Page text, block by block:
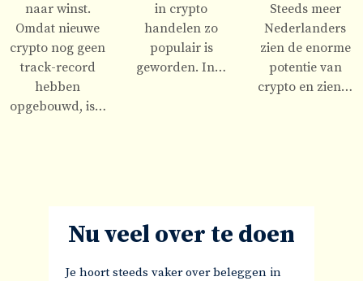
naar winst.
Omdat nieuwe
crypto nog geen
track-record
hebben
opgebouwd, is…
in crypto
handelen zo
populair is
geworden. In…
Steeds meer
Nederlanders
zien de enorme
potentie van
crypto en zien…
Nu veel over te doen
Je hoort steeds vaker over beleggen in